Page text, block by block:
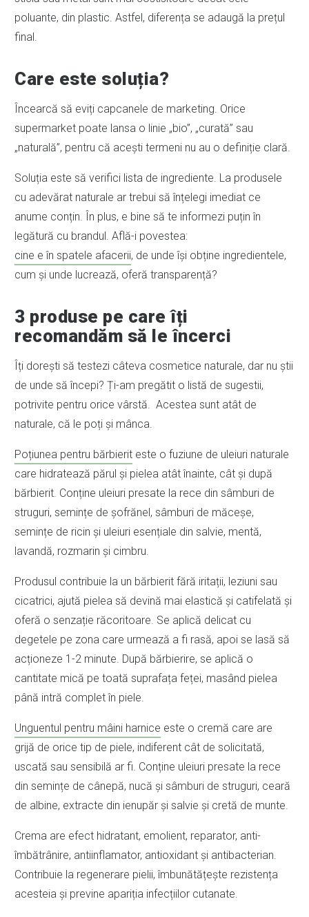
poluante, din plastic. Astfel, diferența se adaugă la prețul
final.
Care este soluția?
Încearcă să eviți capcanele de marketing. Orice
supermarket poate lansa o linie „bio”, „curată” sau
„naturală”, pentru că acești termeni nu au o definiție clară.
Soluția este să verifici lista de ingrediente. La produsele
cu adevărat naturale ar trebui să înțelegi imediat ce
anume conțin. În plus, e bine să te informezi puțin în
legătură cu brandul. Află-i povestea:
cine e în spatele afacerii, de unde își obține ingredientele,
cum și unde lucrează, oferă transparență?
3 produse pe care îți
recomandăm să le încerci
Îți dorești să testezi câteva cosmetice naturale, dar nu știi
de unde să începi? Ți-am pregătit o listă de sugestii,
potrivite pentru orice vârstă. Acestea sunt atât de
naturale, că le poți și mânca.
Poțiunea pentru bărbierit este o fuziune de uleiuri naturale
care hidratează părul și pielea atât înainte, cât și după
bărbierit. Conține uleiuri presate la rece din sâmburi de
struguri, semințe de șofrănel, sâmburi de măceșe,
semințe de ricin și uleiuri esențiale din salvie, mentă,
lavandă, rozmarin și cimbru.
Produsul contribuie la un bărbierit fără iritații, leziuni sau
cicatrici, ajută pielea să devină mai elastică și catifelată și
oferă o senzație răcoritoare. Se aplică delicat cu
degetele pe zona care urmează a fi rasă, apoi se lasă să
acționeze 1-2 minute. După bărbierire, se aplică o
cantitate mică pe toată suprafața feței, masând pielea
până intră complet în piele.
Unguentul pentru mâini harnice este o cremă care are
grijă de orice tip de piele, indiferent cât de solicitată,
uscată sau sensibilă ar fi. Conține uleiuri presate la rece
din semințe de cânepă, nucă și sâmburi de struguri, ceară
de albine, extracte din ienupăr și salvie și cretă de munte.
Crema are efect hidratant, emolient, reparator, anti-
îmbătrânire, antiinflamator, antioxidant și antibacterian.
Contribuie la regenerare pielii, îmbunătățește rezistența
acesteia și previne apariția infecțiilor cutanate.